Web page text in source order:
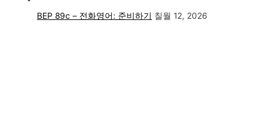
BEP 89c – 전화영어: 준비하기 칠월 12, 2026